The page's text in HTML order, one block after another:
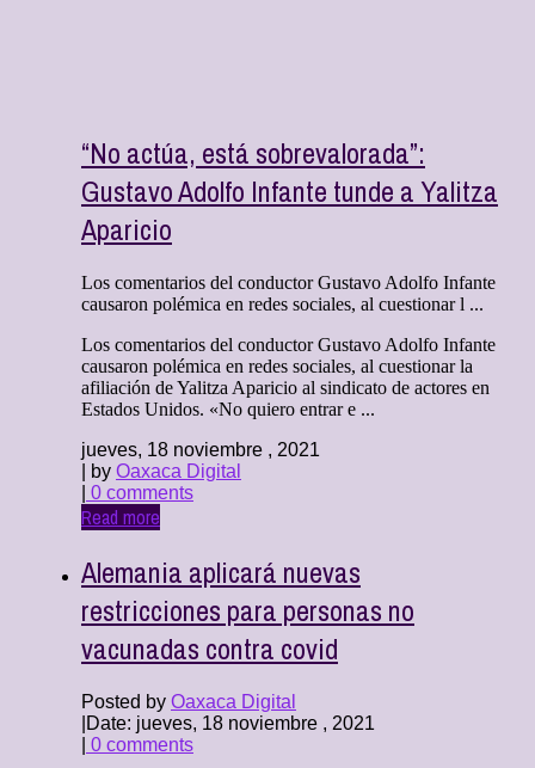
“No actúa, está sobrevalorada”:
Gustavo Adolfo Infante tunde a Yalitza
Aparicio
Los comentarios del conductor Gustavo Adolfo Infante
causaron polémica en redes sociales, al cuestionar l ...
Los comentarios del conductor Gustavo Adolfo Infante
causaron polémica en redes sociales, al cuestionar la
afiliación de Yalitza Aparicio al sindicato de actores en
Estados Unidos. «No quiero entrar e ...
jueves, 18 noviembre , 2021
| by Oaxaca Digital
0 comments
Read more
Alemania aplicará nuevas
restricciones para personas no
vacunadas contra covid
Posted by Oaxaca Digital
Date: jueves, 18 noviembre , 2021
0 comments